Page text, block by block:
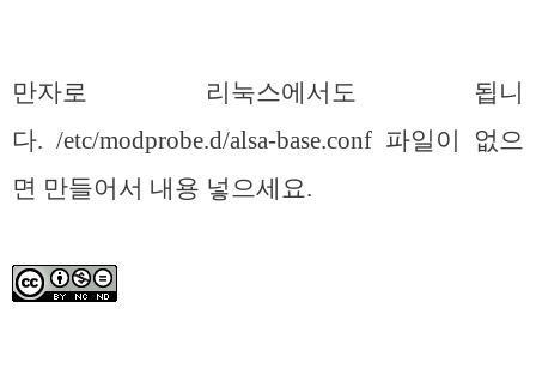
만자로 리눅스에서도 됩니
다. /etc/modprobe.d/alsa-base.conf 파일이 없으
면 만들어서 내용 넣으세요.